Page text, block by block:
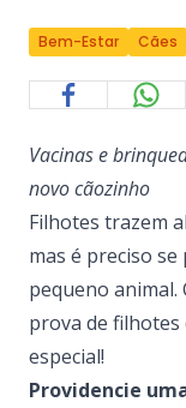
Bem-Estar Cães
Vacinas e
novo cãozinho
Filhotes trazem
mas é preciso
pequeno animal.
prova de
especial!
Providencie